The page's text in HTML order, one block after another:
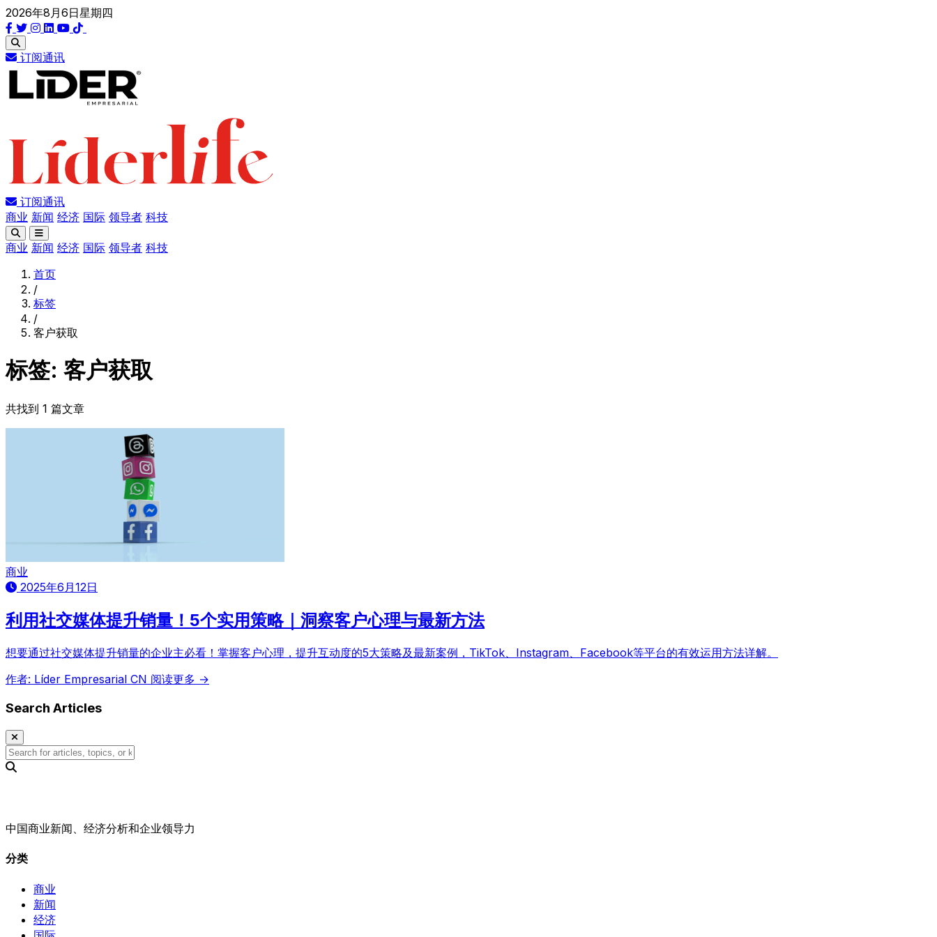
2026年8月6日星期四
订阅通讯
订阅通讯
商业 新闻 经济 国际 领导者 科技
商业 新闻 经济 国际 领导者 科技
首页
/
标签
/
客户获取
标签: 客户获取
共找到 1 篇文章
商业
2025年6月12日
利用社交媒体提升销量！5个实用策略｜洞察客户心理与最新方法
想要通过社交媒体提升销量的企业主必看！掌握客户心理，提升互动度的5大策略及最新案例，TikTok、Instagram、Facebook等平台的有效运用方法详解。
作者: Líder Empresarial CN 阅读更多 →
Search Articles
中国商业新闻、经济分析和企业领导力
分类
商业
新闻
经济